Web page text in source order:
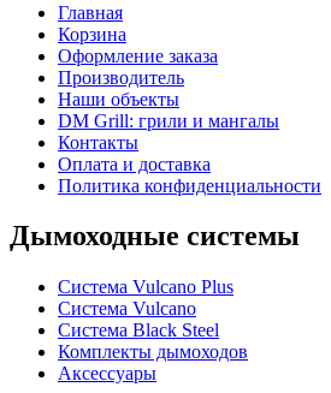
Главная
Корзина
Оформление заказа
Производитель
Наши объекты
DM Grill: грили и мангалы
Контакты
Оплата и доставка
Политика конфиденциальности
Дымоходные системы
Система Vulcano Plus
Система Vulcano
Система Black Steel
Комплекты дымоходов
Аксессуары